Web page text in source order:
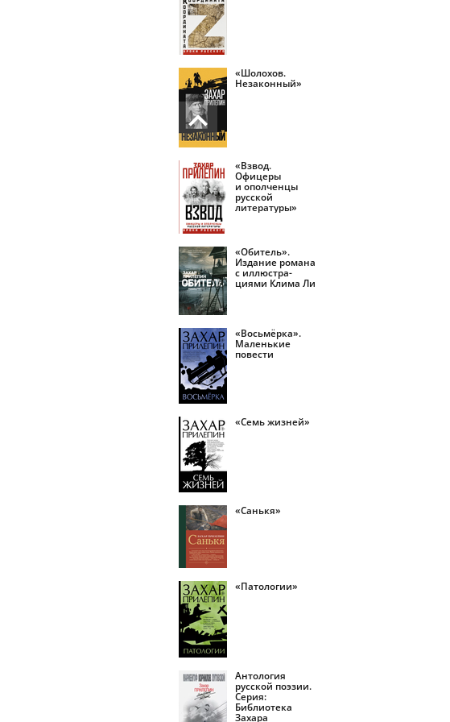
«Шолохов.
Незаконный»
«Взвод.
Офицеры
и ополченцы
русской
литературы»
«Обитель».
Издание романа
с иллюстра­
циями Клима Ли
«Восьмёрка».
Маленькие
повести
«Семь жизней»
«Санькя»
«Патологии»
Антология
русской поэзии.
Серия:
Библиотека
Захара